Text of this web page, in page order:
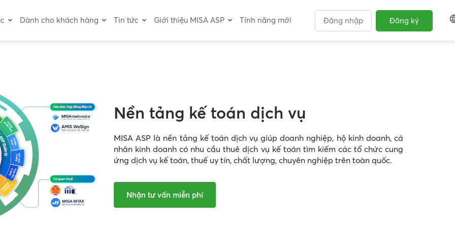
Dành cho khách hàng Tin tức Giới thiệu MISA ASP Tính năng mới Đăng nhập Đăng ký
Nền tảng kế toán dịch vụ
MISA ASP là nền tảng kế toán dịch vụ giúp doanh nghiệp, hộ kinh doanh, cá
nhân kinh doanh có nhu cầu thuê dịch vụ kế toán tìm kiếm các tổ chức cung
ứng dịch vụ kế toán, thuế uy tín, chất lượng, chuyên nghiệp trên toàn quốc.
Nhận tư vấn miễn phí